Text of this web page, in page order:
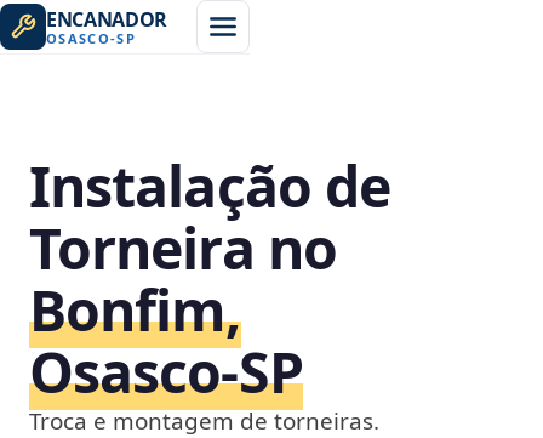
ENCANADOR
OSASCO-SP
Instalação de
Torneira no
Bonfim,
Osasco‑SP
Troca e montagem de torneiras.